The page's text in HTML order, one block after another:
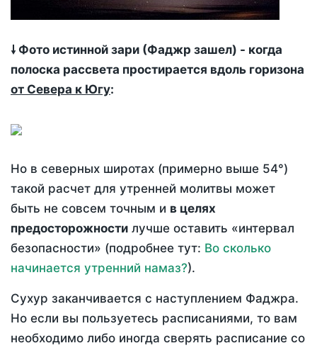
🠗 Фото истинной зари (Фаджр зашел) - когда
полоска рассвета простирается вдоль горизона
от Севера к Югу:
Но в северных широтах (примерно выше 54°)
такой расчет для утренней молитвы может
быть не совсем точным и в целях
предосторожности лучше оставить «интервал
безопасности» (подробнее тут: Во сколько
начинается утренний намаз?).
Сухур заканчивается с наступлением Фаджра.
Но если вы пользуетесь расписаниями, то вам
необходимо либо иногда сверять расписание со